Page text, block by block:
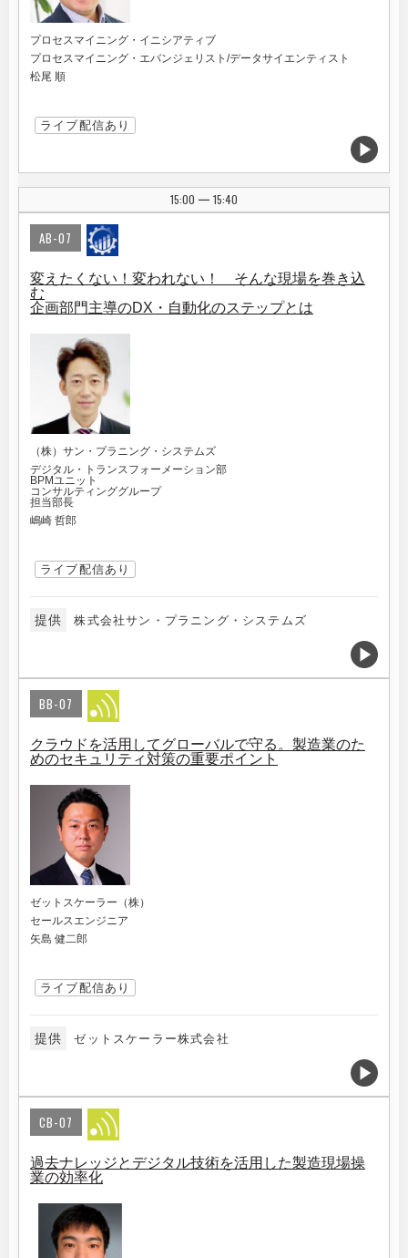
プロセスマイニング・イニシアティブ
プロセスマイニング・エバンジェリスト/データサイエンティスト
松尾 順
ライブ配信あり
15:00 | 15:40
AB-07
変えたくない！変われない！ そんな現場を巻き込
む
企画部門主導のDX・自動化のステップとは
（株）サン・プラニング・システムズ
デジタル・トランスフォーメーション部
BPMユニット
コンサルティンググループ
担当部長
嶋崎 哲郎
ライブ配信あり
提供 株式会社サン・プラニング・システムズ
BB-07
クラウドを活用してグローバルで守る。製造業のた
めのセキュリティ対策の重要ポイント
ゼットスケーラー（株）
セールスエンジニア
矢島 健二郎
ライブ配信あり
提供 ゼットスケーラー株式会社
CB-07
過去ナレッジとデジタル技術を活用した製造現場操
業の効率化